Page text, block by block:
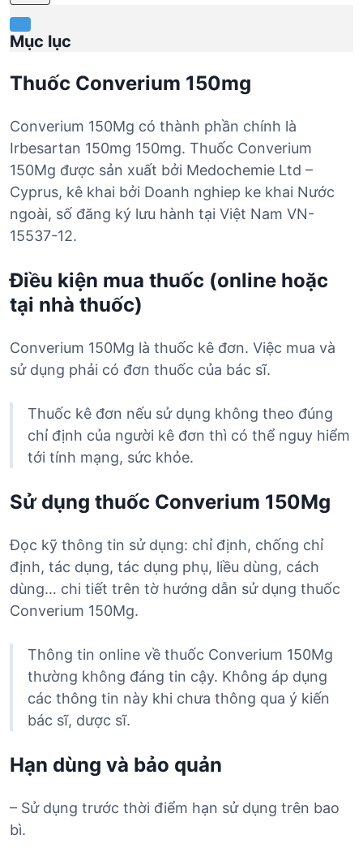
Mục lục
Thuốc Converium 150mg
Converium 150Mg có thành phần chính là
Irbesartan 150mg 150mg. Thuốc Converium
150Mg được sản xuất bởi Medochemie Ltd –
Cyprus, kê khai bởi Doanh nghiep ke khai Nước
ngoài, số đăng ký lưu hành tại Việt Nam VN-
15537-12.
Điều kiện mua thuốc (online hoặc
tại nhà thuốc)
Converium 150Mg là thuốc kê đơn. Việc mua và
sử dụng phải có đơn thuốc của bác sĩ.
Thuốc kê đơn nếu sử dụng không theo đúng
chỉ định của người kê đơn thì có thể nguy hiểm
tới tính mạng, sức khỏe.
Sử dụng thuốc Converium 150Mg
Đọc kỹ thông tin sử dụng: chỉ định, chống chỉ
định, tác dụng, tác dụng phụ, liều dùng, cách
dùng… chi tiết trên tờ hướng dẫn sử dụng thuốc
Converium 150Mg.
Thông tin online về thuốc Converium 150Mg
thường không đáng tin cậy. Không áp dụng
các thông tin này khi chưa thông qua ý kiến
bác sĩ, dược sĩ.
Hạn dùng và bảo quản
– Sử dụng trước thời điểm hạn sử dụng trên bao
bì.